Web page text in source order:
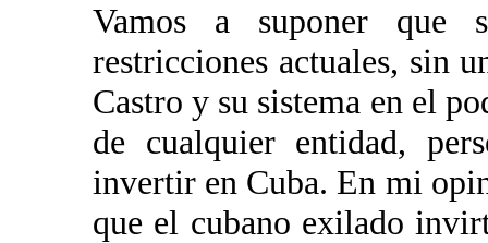
Vamos a suponer que
restricciones actuales, sin
Castro y su sistema en el
de cualquier entidad,
invertir en Cuba. En mi
que el cubano exilado